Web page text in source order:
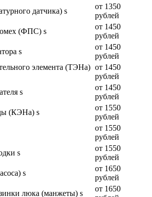
датчика) s
от 1350
рублей
(ФПС) s
от 1450
рублей
s
от 1450
рублей
элемента (ТЭНа) от 1450
рублей
s
от 1450
рублей
(КЭНа) s
от 1550
рублей
от 1550
рублей
s
от 1550
рублей
s
от 1650
рублей
люка (манжеты) s
от 1650